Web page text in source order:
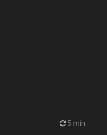
5 min.